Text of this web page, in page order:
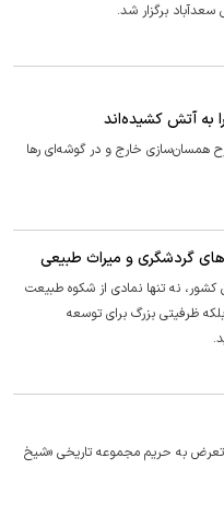
برگزار شد.
به آتش کشیده‌اند
همسان‌سازی خارج و در گوشه‌ای رها
گردشگری و میراث طبیعی
نه تنها نمادی از شکوه طبیعت
ظرفیتی بزرگ برای توسعه
تعرض به حریم مجموعه تاریخی «شیخ